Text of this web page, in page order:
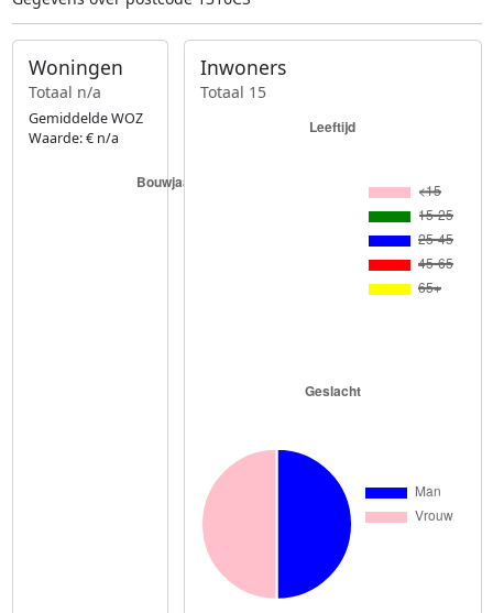
Woningen
Totaal n/a
Gemiddelde WOZ
Waarde: € n/a
Inwoners
Totaal 15